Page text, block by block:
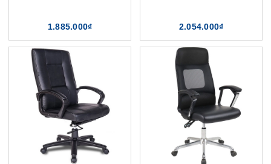
1.885.000₫ 2.054.000₫